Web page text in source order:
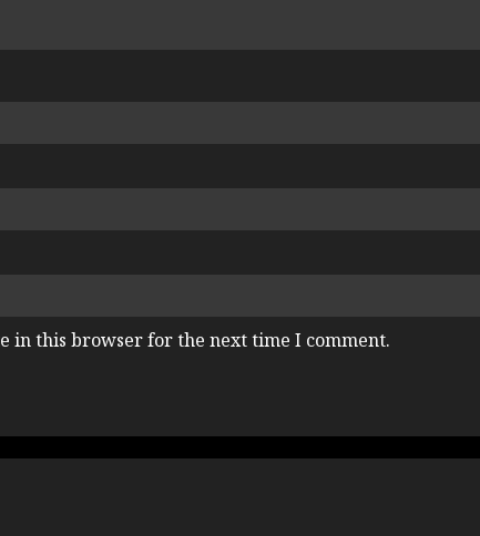
in this browser for the next time I comment.